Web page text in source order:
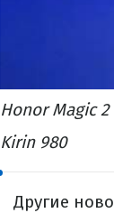
Honor Magic
Kirin 980
Другие